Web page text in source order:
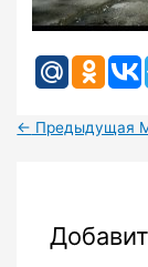
← Предыдущая